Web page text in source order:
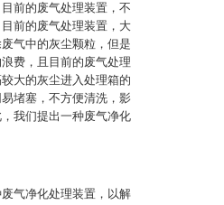
前的废气处理装置，不
前的废气处理装置，大
气中的灰尘颗粒，但是
费，且目前的废气处理
大的灰尘进入处理箱的
堵塞，不方便清洗，影
我们提出一种废气净化
气净化处理装置，以解